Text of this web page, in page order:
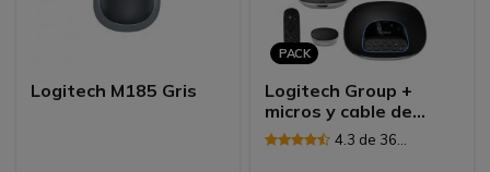
Logitech M185 Gris
PACK
Logitech Group +
micros y cable de
extensión4.3 de 36